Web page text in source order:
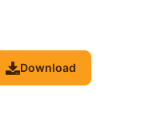
Download